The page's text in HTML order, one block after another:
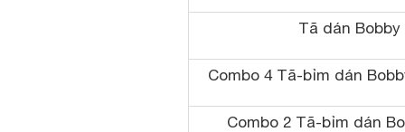
Tã dán Bobby
Combo 4 Tã-bỉm dán
Combo 2 Tã-bỉm dán